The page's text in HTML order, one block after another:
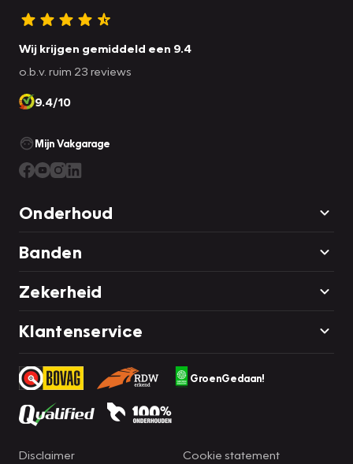
Wij krijgen gemiddeld een 9.4
o.b.v. ruim 23 reviews
9.4/10
Mijn Vakgarage
Onderhoud
Banden
Zekerheid
Klantenservice
GroenGedaan!
Disclaimer Cookie statement